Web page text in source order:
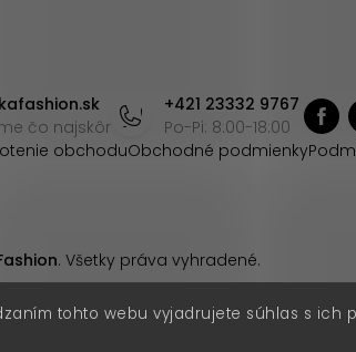
tohto webu vyjadrujete súhlas s ich
čo najskôr
+421 23332 9767
Po-Pi: 8:00-18:00
obchoduObchodné podmienky
. Všetky práva vyhradené.